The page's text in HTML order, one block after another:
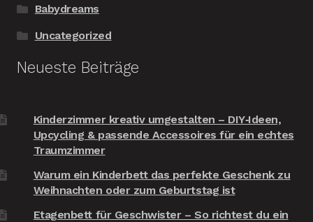
Babydreams
Uncategorized
Neueste Beiträge
Kinderzimmer kreativ umgestalten – DIY‑Ideen,
Upcycling & passende Accessoires für ein echtes
Traumzimmer
Warum ein Kinderbett das perfekte Geschenk zu
Weihnachten oder zum Geburtstag ist
Etagenbett für Geschwister – So richtest du ein